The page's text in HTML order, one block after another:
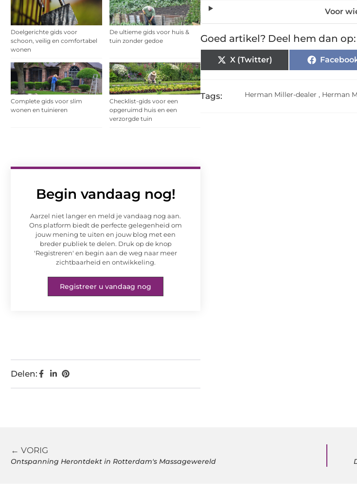
Doelgerichte gids voor
schoon, veilig en comfortabel
wonen
De ultieme gids voor huis &
tuin zonder gedoe
Complete gids voor slim
wonen en tuinieren
Checklist-gids voor een
opgeruimd huis en een
verzorgde tuin
Begin vandaag nog!
Aarzel niet langer en meld je vandaag nog aan.
Ons platform biedt de perfecte gelegenheid om
jouw mening te uiten en jouw blog met een
breder publiek te delen. Druk op de knop
'Registreren' en begin aan de weg naar meer
zichtbaarheid en ontwikkeling.
Registreer u vandaag nog
Delen:
Voor
Goed artikel? Deel hem dan op:
X (Twitter)
Tags: Herman Miller-dealer , Herman
← VORIG
Ontspanning Herontdekt in Rotterdam's Massagewereld